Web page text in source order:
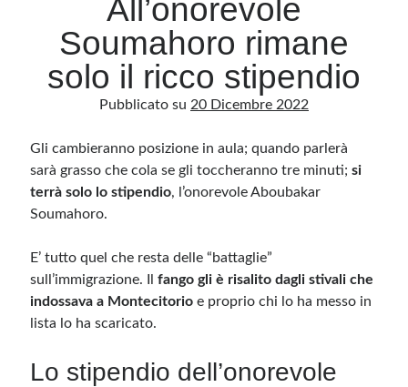
Archivio
Archivi
Categorie
Categorie
Questo blog non rappresenta una testata giornalistica, in quanto viene aggiornato
senza alcuna periodicità. Non può pertanto considerarsi un prodotto editoriale ai
sensi della legge n· 62 del 7.03.2001. L’autore non è responsabile di quanto
pubblicato dai lettori nei commenti ai vari post. Saranno comunque cancellati quelli
ritenuti offensivi o lesivi dell’immagine o dell’onorabilità di terzi, di genere spam,
razzisti o che contengano dati personali non conformi al rispetto delle norme sulla
immediatamente rimosse. L’autore del blog non è responsabile dei siti collegati
tramite link né del loro contenuto, che può essere soggetto a variazioni nel tempo.
All’onorevole
Soumahoro rimane
solo il ricco stipendio
Pubblicato su 20 Dicembre 2022
Gli cambieranno posizione in aula; quando parlerà
sarà grasso che cola se gli toccheranno tre minuti;si
terrà solo lo stipendio, l’onorevoleAboubakar
Soumahoro.
E’ tutto quel che resta delle “battaglie”
sull’immigrazione. Il
fango gli è risalito dagli stivali che
indossava a Montecitorio e proprio chi lo ha messo in
lista lo ha scaricato.
Lo stipendio dell’onorevole